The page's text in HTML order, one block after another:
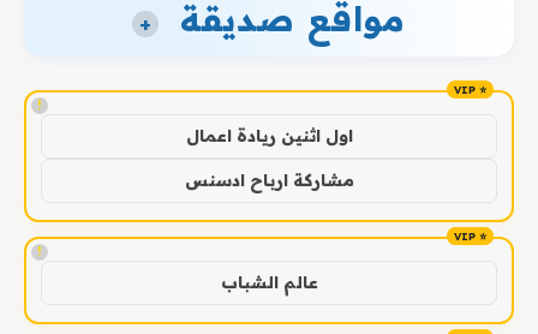
مواقع صديقة +
!
اول اثنين ريادة اعمال
مشاركة ارباح ادسنس
!
عالم الشباب